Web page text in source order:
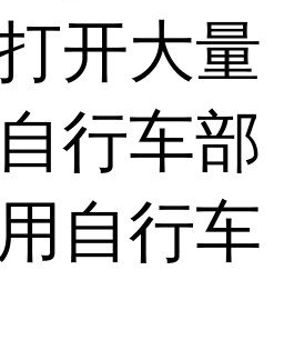
开大量
行车部
自行车